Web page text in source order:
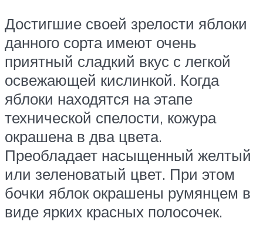
Достигшие своей зрелости яблоки
данного сорта имеют очень
приятный сладкий вкус с легкой
освежающей кислинкой. Когда
яблоки находятся на этапе
технической спелости, кожура
окрашена в два цвета.
Преобладает насыщенный желтый
или зеленоватый цвет. При этом
бочки яблок окрашены румянцем в
виде ярких красных полосочек.